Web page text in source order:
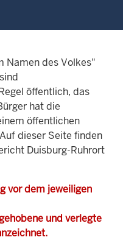
Namen des Volkes"
öffentlich, das
hat die
öffentlichen
dieser Seite finden
Duisburg-Ruhrort
vor dem jeweiligen
und verlegte